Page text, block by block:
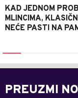
KAD JEDNOM
MLINCIMA,
NEĆE PASTI NA
PREUZMI